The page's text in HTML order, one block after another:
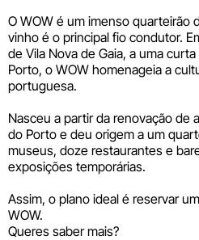
O WOW é um imenso quarteirão
vinho é o principal fio condutor.
de Vila Nova de Gaia, a uma
Porto, o WOW homenageia a
portuguesa.
Nasceu a partir da renovação de
do Porto e deu origem a um
museus, doze restaurantes e
exposições temporárias.
Assim, o plano ideal é reservar
WOW.
Queres saber mais?